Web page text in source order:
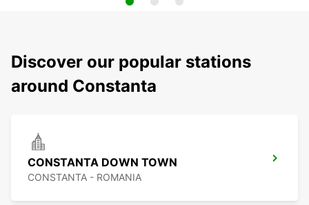
Discover our popular stations
around Constanta
CONSTANTA DOWN TOWN
CONSTANTA - ROMANIA